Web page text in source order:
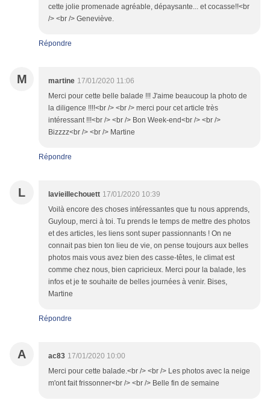
cette jolie promenade agréable, dépaysante... et cocasse!!<br
/> <br /> Geneviève.
Répondre
M martine 17/01/2020 11:06
Merci pour cette belle balade !!! J'aime beaucoup la photo de
la diligence !!!!<br /> <br /> merci pour cet article très
intéressant !!!<br /> <br /> Bon Week-end<br /> <br />
Bizzzz<br /> <br /> Martine
Répondre
L lavieillechouett 17/01/2020 10:39
Voilà encore des choses intéressantes que tu nous apprends,
Guyloup, merci à toi. Tu prends le temps de mettre des photos
et des articles, les liens sont super passionnants ! On ne
connait pas bien ton lieu de vie, on pense toujours aux belles
photos mais vous avez bien des casse-têtes, le climat est
comme chez nous, bien capricieux. Merci pour la balade, les
infos et je te souhaite de belles journées à venir. Bises,
Martine
Répondre
A ac83 17/01/2020 10:00
Merci pour cette balade.<br /> <br /> Les photos avec la neige
m'ont fait frissonner<br /> <br /> Belle fin de semaine